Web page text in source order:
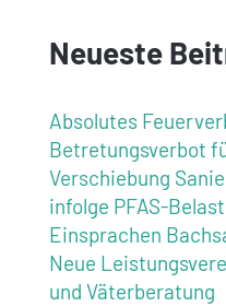
Neueste
Absolutes
Betretungsverbot
Verschiebung
infolge PFAS-
Einsprachen
Neue
und Väterberatung